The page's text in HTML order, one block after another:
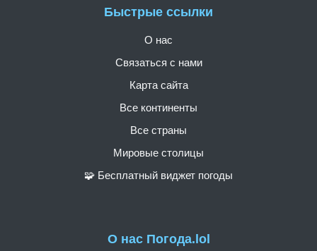
О нас Погода.lol
Быстрые ссылки
О нас
Связаться с нами
Карта сайта
Все континенты
Все страны
Мировые столицы
🧩 Бесплатный виджет погоды